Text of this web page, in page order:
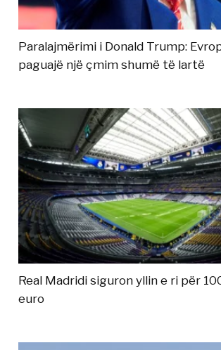
Paralajmërimi i Donald Trump:
paguajë një çmim shumë të lartë
Real Madridi siguron yllin e ri për
euro